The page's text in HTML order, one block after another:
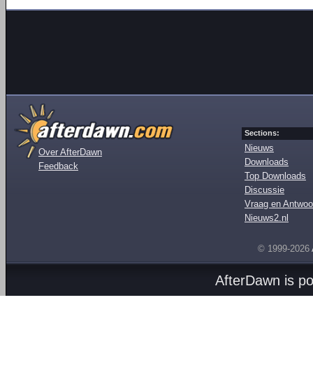
Over AfterDawn
Feedback
Sections:
Nieuws
Downloads
Top Downloads
Discussie
Vraag en
Nieuws2.nl
© 1999-2026
AfterDawn is